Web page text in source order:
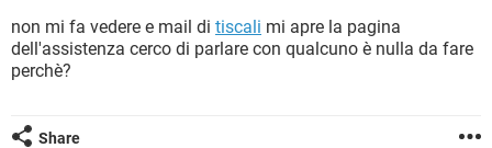
HARDWARE
INSTAGRAM WHATSAPP
TIKTOK
iOS WINDOWS 10
TIKTOK
non mi fa vedere e mail di tiscali mi apre la pagina
dell'assistenza cerco di parlare con qualcuno è nulla da fare
perchè?
Share